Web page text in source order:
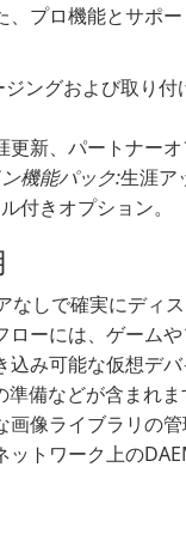
プロ機能とサポ
ングおよび取り
更新、パートナー
機能パック:生涯ア
付きオプション。
しで確実にディ
ーには、ゲーム
み可能な仮想デ
準備などが含まれ
像ライブラリの
トワーク上の